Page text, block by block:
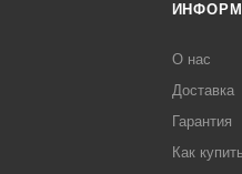
О нас
Доставка
Гарантия
Как купить